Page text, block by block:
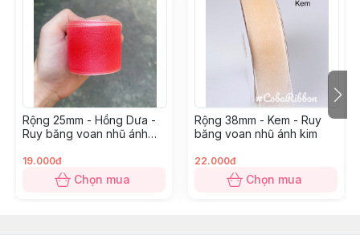
Rộng 25mm - Hồng Dưa -
Ruy băng voan nhũ ánh
19.000đ
Chọn mua
Rộng 38mm - Kem - Ruy
băng voan nhũ ánh kim
22.000đ
Chọn mua